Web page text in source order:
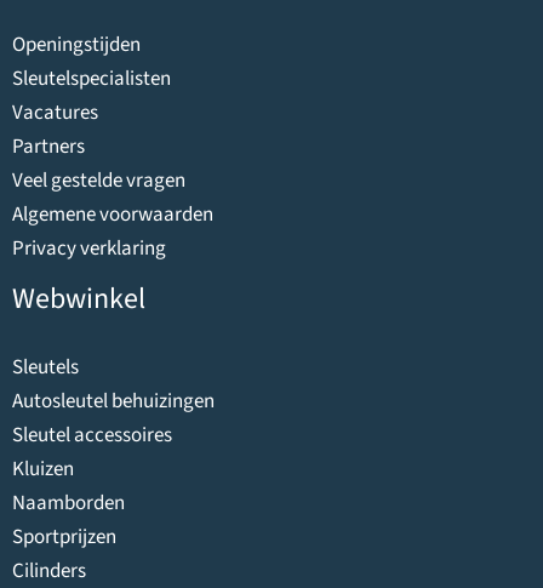
Openingstijden
Sleutelspecialisten
Vacatures
Partners
Veel gestelde vragen
Algemene voorwaarden
Privacy verklaring
Webwinkel
Sleutels
Autosleutel behuizingen
Sleutel accessoires
Kluizen
Naamborden
Sportprijzen
Cilinders